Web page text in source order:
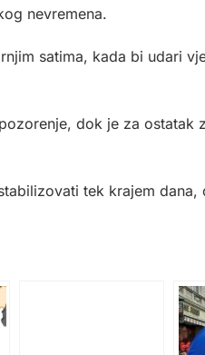
nevremena.
satima, kada bi udari
dok je za ostatak
tek krajem